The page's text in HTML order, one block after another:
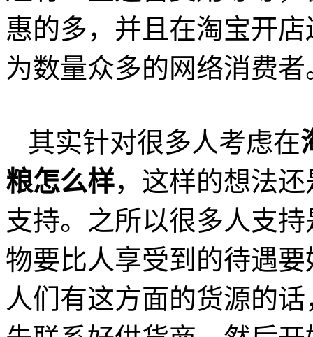
惠的多，并且在淘宝开
为数量众多的网络消费者
其实针对很多人考虑在
粮怎么样，这样的想法
支持。之所以很多人支
物要比人享受到的待遇
人们有这方面的货源的